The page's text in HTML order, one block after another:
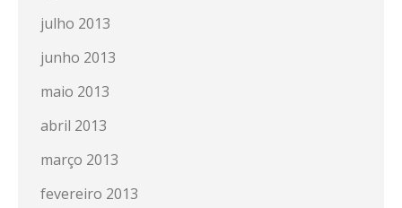
julho 2013
junho 2013
maio 2013
abril 2013
março 2013
fevereiro 2013